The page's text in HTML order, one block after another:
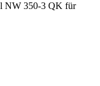
NW 350-3 QK für